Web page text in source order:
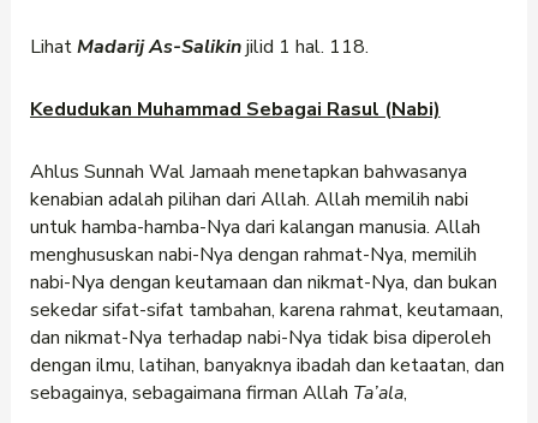
LihatMadarij As-Salikinjilid 1 hal. 118.
Kedudukan Muhammad Sebagai Rasul (Nabi)
Ahlus Sunnah Wal Jamaah menetapkan bahwasanya
kenabian adalah pilihan dari Allah. Allah memilih nabi
untuk hamba-hamba-Nya dari kalangan manusia. Allah
menghususkan nabi-Nya dengan rahmat-Nya, memilih
nabi-Nya dengan keutamaan dan nikmat-Nya, dan bukan
sekedar sifat-sifat tambahan, karena rahmat, keutamaan,
dan nikmat-Nya terhadap nabi-Nya tidak bisa diperoleh
dengan ilmu, latihan, banyaknya ibadah dan ketaatan, dan
sebagainya, sebagaimana firman Allah Ta’ala,